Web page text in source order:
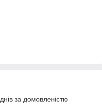
за домовленістю